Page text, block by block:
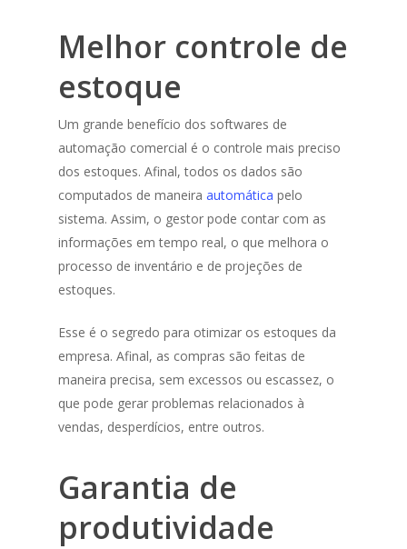
Melhor controle de
estoque
Um grande benefício dos softwares de
automação comercial é o controle mais preciso
dos estoques. Afinal, todos os dados são
computados de maneira automática pelo
sistema. Assim, o gestor pode contar com as
informações em tempo real, o que melhora o
processo de inventário e de projeções de
estoques.
Esse é o segredo para otimizar os estoques da
empresa. Afinal, as compras são feitas de
maneira precisa, sem excessos ou escassez, o
que pode gerar problemas relacionados à
vendas, desperdícios, entre outros.
Garantia de
produtividade